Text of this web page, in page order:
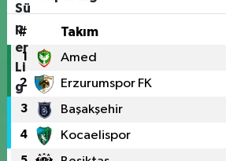
# Takım
1 Amed
2 Erzurumspor FK
3 Başakşehir
4 Kocaelispor